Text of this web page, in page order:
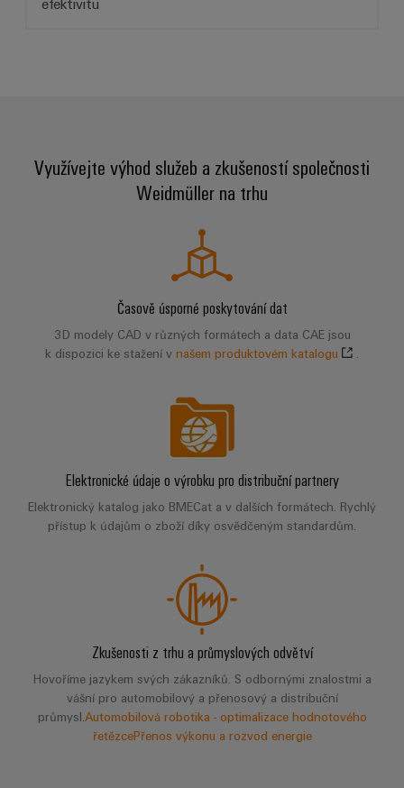
efektivitu
Využívejte výhod služeb a zkušeností společnosti
Weidmüller na trhu
Časově úsporné poskytování dat
3D modely CAD v různých formátech a data CAE jsou
k dispozici ke stažení v našem produktovém katalogu
Elektronické údaje o výrobku pro distribuční partnery
Elektronický katalog jako BMECat a v dalších formátech. Rychlý
přístup k údajům o zboží díky osvědčeným standardům.
Zkušenosti z trhu a průmyslových odvětví
Hovoříme jazykem svých zákazníků. S odbornými znalostmi a
vášní pro automobilový a přenosový a distribuční
průmysl. Automobilová robotika - optimalizace hodnotového
řetězcePřenos výkonu a rozvod energie